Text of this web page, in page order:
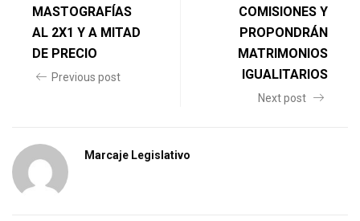
MASTOGRAFÍAS
AL 2X1 Y A MITAD
DE PRECIO
Previous post
COMISIONES Y
PROPONDRÁN
MATRIMONIOS
IGUALITARIOS
Next post
Marcaje Legislativo